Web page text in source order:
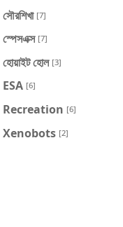
সৌরশিখা [7]
স্পেসএক্স [7]
হোয়াইট হোল [3]
ESA [6]
Recreation [6]
Xenobots [2]